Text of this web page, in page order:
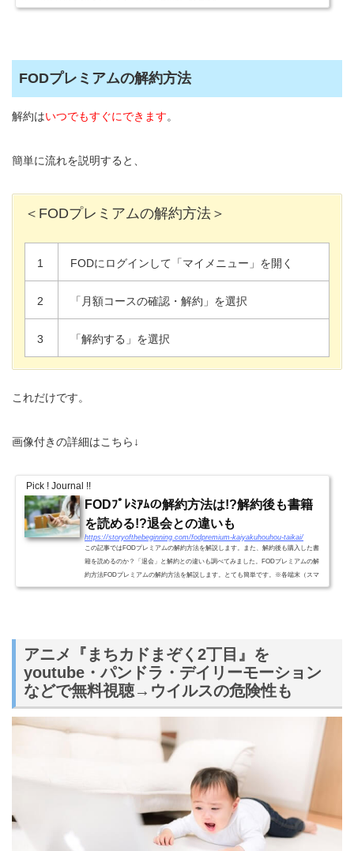
FODプレミアムの解約方法
解約はいつでもすぐにできます。
簡単に流れを説明すると、
＜FODプレミアムの解約方法＞
1 FODにログインして「マイメニュー」を開く
2 「月額コースの確認・解約」を選択
3 「解約する」を選択
これだけです。
画像付きの詳細はこちら↓
Pick ! Journal !!
FODﾌﾟﾚﾐｱﾑの解約方法は!?解約後も書籍
を読める!?退会との違いも
https://storyofthebeginning.com/fodpremium-kaiyakuhouhou-taikai/
この記事ではFODプレミアムの解約方法を解説します。また、解約後も購入した書
籍を読めるのか？「退会」と解約との違いも調べてみました。FODプレミアムの解
約方法FODプレミアムの解約方法を解説します。とても簡単です。※各端末（スマ
ホ、タブレット、パソコン）と...
アニメ『まちカドまぞく2丁目』を
youtube・パンドラ・デイリーモーション
などで無料視聴→ウイルスの危険性も